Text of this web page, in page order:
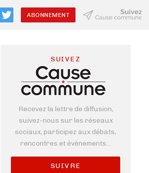
ABONNEMENT
SUIVEZ
Recevez la lettre de diffusion,
suivez-nous sur les réseaux
sociaux, participez aux débats,
rencontres et évènements...
SUIVRE